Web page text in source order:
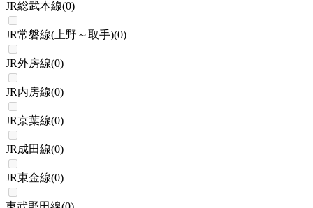
JR総武本線(0)
JR常磐線(上野～取手)(0)
JR外房線(0)
JR内房線(0)
JR京葉線(0)
JR成田線(0)
JR東金線(0)